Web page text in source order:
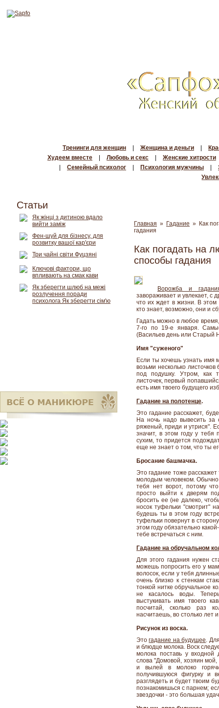
Тренинги для женщин Женщина и деньги
Худеем вместе
Любовь и секс
Женские хитрости
Семейный психолог Психология мужчины
Главная » Гадание » Как
гадания
Как погадать на
способы гадания
Ворожба и
завораживает и увлекает, с
что их ждет в жизни. В
кто знает, возможно, они и
Гадать можно в любое
7-го по 19-е января.
(Васильев день или Старый
Имя "суженого"
Если ты хочешь узнать имя
возьми несколько
под подушку. Утром, как
листочек, первый
есть имя твоего будущего
Гадание на полотенце.
Это гадание расскажет,
На ночь надо вывесить за
ряженый, приди и утрися".
значит, в этом году у тебя
сухим, то придется
еще не знает о том, что ты
Бросание башмачка.
Это гадание тоже
молодым человеком. Обычно
тебя нет ворот, потому
просто выйти к дверям
бросить ее (не далеко,
носок туфельки "смотрит"
будешь ты в этом году
туфельки повернут в
этом году обязательно
тебе встречаться с ним.
Гадание на обручальном
Для этого гадания нужен
можешь попросить его у
волосок, если у тебя
очень близко к стенкам
тонкой нитке обручальное
не касалось воды.
выстукивать имя твоего
посчитай, сколько раз
насчитаешь, во столько лет
Рисунок из воска.
Этогадание на будущее.
и блюдце молока. Воск
молока поставь у входной
слова "Домовой, хозяин мой,
и вылей в молоко
получившуюся фигурку и
разглядеть и будет твоим
познакомишься с парнем;
звездочки - это большая
Статьи
Як жінці з дитиною вдало
вийти заміж
Фен-шуй для бізнесу, для
розвитку вашої кар'єри
Три чайні світи Фуцзяні
Ключові фактори, що
впливають на смак кави
Як зберегти шлюб на межі
розлучення поради
психолога Як зберегти сім'ю